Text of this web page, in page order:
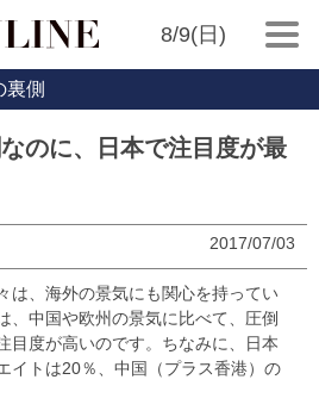
8/9(日)
裏側
のに、日本で注目度が最
2017/07/03
は、海外の景気にも関心を持ってい
、中国や欧州の景気に比べて、圧倒
目度が高いのです。ちなみに、日本
イトは20％、中国（プラス香港）の